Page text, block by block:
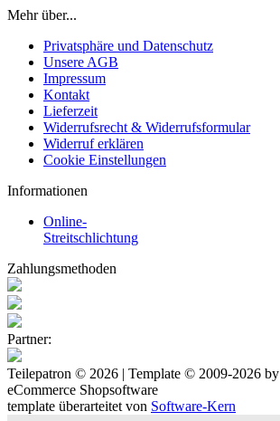
Mehr über...
Privatsphäre und Datenschutz
Unsere AGB
Impressum
Kontakt
Lieferzeit
Widerrufsrecht & Widerrufsformular
Widerruf erklären
Cookie Einstellungen
Informationen
Online-
Streitschlichtung
Zahlungsmethoden
Partner:
Teilepatron © 2026 | Template © 2009-2026 by
eCommerce Shopsoftware
template überarteitet von Software-Kern